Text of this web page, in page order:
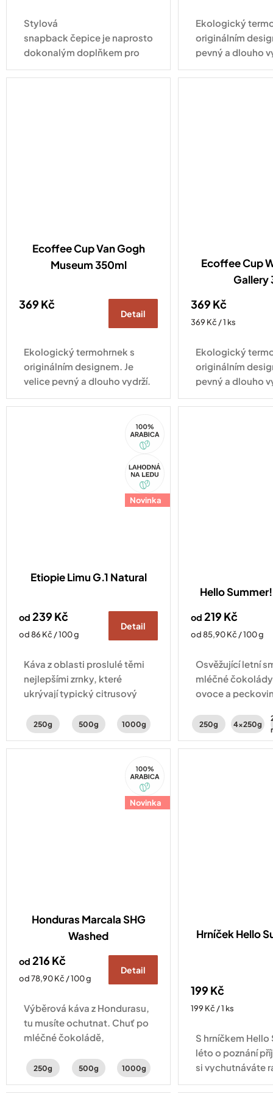
Stylová
snapback čepice je naprosto
dokonalým doplňkem pro
každodenní nošení. Tahle
varianta ve vyletněném
Ekologický
originálním
pevný a dlouho
pro každodenní
Ecoffee Cup Van Gogh
Museum 350ml
369 Kč
Detail
Ekologický termohrnek s
originálním designem. Je
velice pevný a dlouho vydrží.
Vhodný pro každodenní
využití.
Ecoffee Cup
Gallery
369 Kč
Měrná
369 Kč / 1 ks
Ekologický
originálním
pevný a dlouho
pro každodenní
Novinka
Arabica
Etiopie Limu G.1 Natural
od 239 Kč
Měrná
od 86 Kč / 100 g
Detail
Káva z oblasti proslulé těmi
nejlepšími zrnky, které
ukrývají typický citrusový
peckovin a karamelu.
250g 500g 1000g
Hello
od 219 Kč
Měrná
od 85,90 Kč / 100 g
Osvěžující letní
mléčné
ovoce a
250g 4x250g
Novinka
Arabica
Honduras Marcala SHG
Washed
od 216 Kč
Měrná
od 78,90 Kč / 100 g
Detail
Výběrová káva z Hondurasu,
tu musíte ochutnat. Chuť po
mléčné čokoládě,
aciditou.
250g 500g 1000g
Hrníček Hello
199 Kč
Měrná
199 Kč / 1 ks
S hrníčkem Hello
léto o poznání
si vychutnáváte
cappuccino na